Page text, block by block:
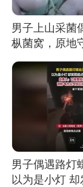
男子上山采菌
枞菌窝，原地
男子偶遇路灯
以为是小灯 却